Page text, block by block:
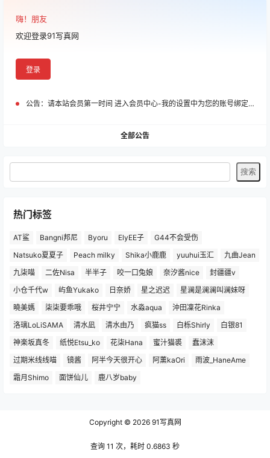
嗨！朋友
欢迎登录91写真网
登录
公告： 请本站会员第一时间 进入会员中心-我的设置中为您的账号绑定邮箱!
全部公告
热门标签
AT鲨 Bangni邦尼 Byoru ElyEE子
G44不会受伤
Natsuko夏夏子
Peach milky Shika小鹿鹿 yuuhui玉汇
九曲Jean
九柒喵
二佐Nisa 半半子 咬一口兔娘 奈汐酱nice
封疆疆v
小仓千代w
屿鱼Yukako 日奈娇 星之迟迟
星澜是澜澜叫澜妹呀
曉美媽
柒柒要乖哦 桜井宁宁 水淼aqua
沖田凜花Rinka
洛璃LoLiSAMA
清水凪 清水由乃 疯猫ss 白栎Shirly
白银81
神楽坂真冬
纸悦Etsu_ko 花柒Hana 蜜汁猫裘
蠢沫沫
过期米线线喵
镜酱 阿半今天很开心 阿薰kaOri
雨波_HaneAme
霜月Shimo
面饼仙儿 鹿八岁baby
Copyright © 202691写真网
查询 11 次，耗时 0.6863 秒